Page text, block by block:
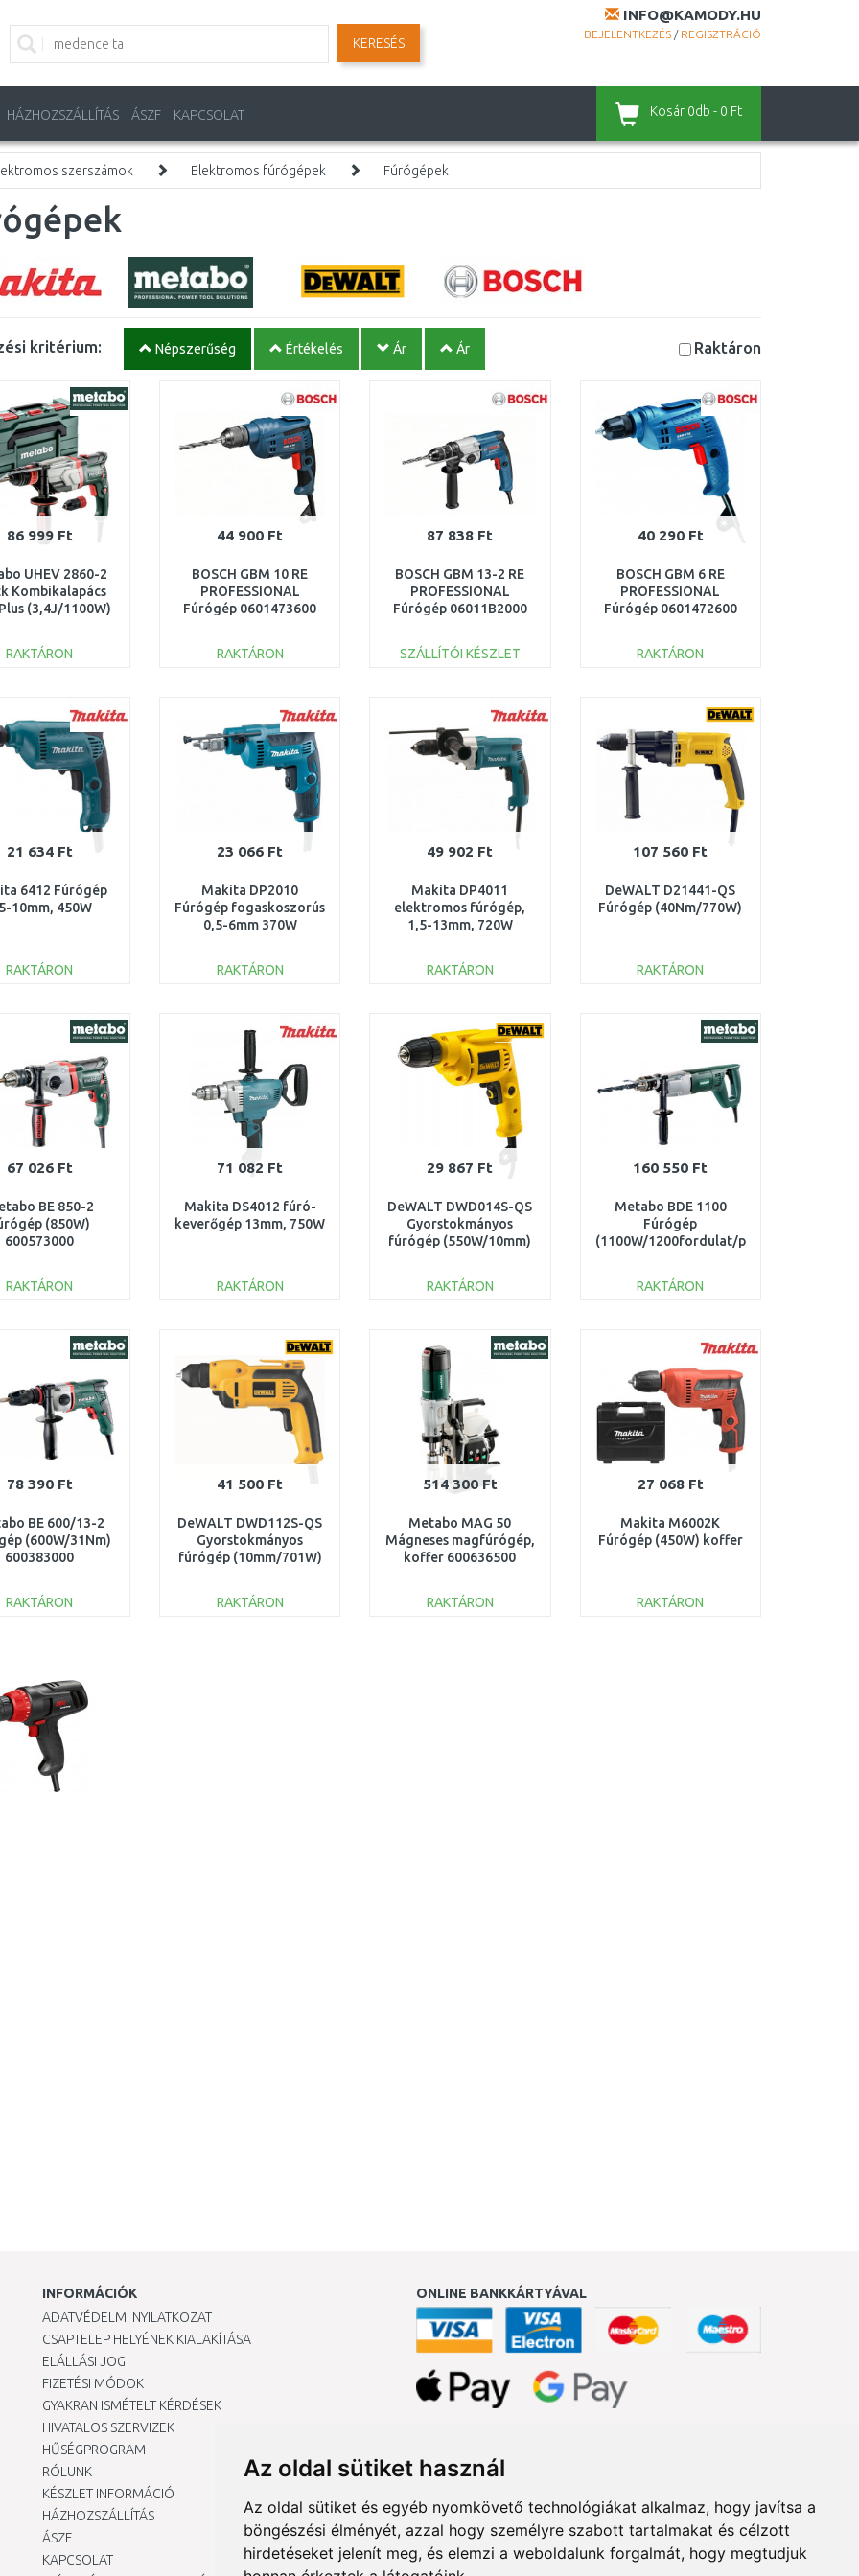
Az oldal sütiket használ
Az oldal sütiket és egyéb nyomkövető technológiákat alkalmaz, hogy javítsa a
böngészési élményét, azzal hogy személyre szabott tartalmakat és célzott
hirdetéseket jelenít meg, és elemzi a weboldalunk forgalmát, hogy megtudjuk
INFO@KAMODY.HU
BEJELENTKEZÉS / REGISZTRÁCIÓ
KERESÉS
HÁZHOZSZÁLLÍTÁS ÁSZF KAPCSOLAT Kosár 0db - 0 Ft
szerszámok Elektromos fúrógépek Fúrógépek
kritérium: Népszerűség Értékelés Ár Ár Raktáron
86 999 Ft
UHEV 2860-2
Kombikalapács
(3,4J/1100W)
600713500
RAKTÁRON
Összehasonlítás
44 900 Ft
BOSCH GBM 10 RE
PROFESSIONAL
Fúrógép 0601473600
RAKTÁRON
Összehasonlítás
87 838 Ft
BOSCH GBM 13-2 RE
PROFESSIONAL
Fúrógép 06011B2000
SZÁLLÍTÓI KÉSZLET
Összehasonlítás
40 290 Ft
BOSCH GBM 6 RE
PROFESSIONAL
Fúrógép 0601472600
RAKTÁRON
Összehasonlítás
21 634 Ft
6412 Fúrógép
10mm, 450W
RAKTÁRON
Összehasonlítás
23 066 Ft
Makita DP2010
Fúrógép fogaskoszorús
0,5-6mm 370W
RAKTÁRON
Összehasonlítás
49 902 Ft
Makita DP4011
elektromos fúrógép,
1,5-13mm, 720W
RAKTÁRON
Összehasonlítás
107 560 Ft
DeWALT D21441-QS
Fúrógép (40Nm/770W)
RAKTÁRON
Összehasonlítás
67 026 Ft
BE 850-2
(850W)
600573000
RAKTÁRON
Összehasonlítás
71 082 Ft
Makita DS4012 fúró-
keverőgép 13mm, 750W
RAKTÁRON
Összehasonlítás
29 867 Ft
DeWALT DWD014S-QS
Gyorstokmányos
fúrógép (550W/10mm)
RAKTÁRON
Összehasonlítás
160 550 Ft
Metabo BDE 1100
Fúrógép
(1100W/1200fordulat/perc)
RAKTÁRON
Összehasonlítás
78 390 Ft
BE 600/13-2
(600W/31Nm)
600383000
RAKTÁRON
41 500 Ft
DeWALT DWD112S-QS
Gyorstokmányos
fúrógép (10mm/701W)
RAKTÁRON
514 300 Ft
Metabo MAG 50
Mágneses magfúrógép,
koffer 600636500
RAKTÁRON
27 068 Ft
Makita M6002K
Fúrógép (450W) koffer
RAKTÁRON
INFORMÁCIÓK
ADATVÉDELMI NYILATKOZAT
CSAPTELEP HELYÉNEK KIALAKÍTÁSA
ELÁLLÁSI JOG
FIZETÉSI MÓDOK
GYAKRAN ISMÉTELT KÉRDÉSEK
HIVATALOS SZERVIZEK
HŰSÉGPROGRAM
RÓLUNK
KÉSZLET INFORMÁCIÓ
HÁZHOZSZÁLLÍTÁS
ÁSZF
KAPCSOLAT
ONLINE BANKKÁRTYÁVAL